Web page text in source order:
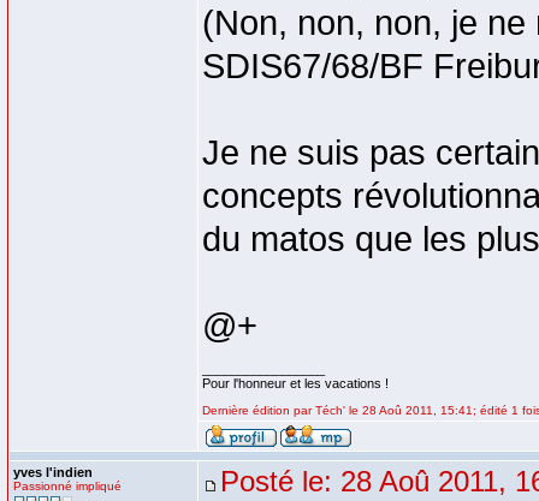
(Non, non, non, je
SDIS67/68/BF
Je ne suis pas
concepts
du matos que les
@+
Pour l'honneur et les vacations !
Dernière édition par Téch' le 28 Aoû 2011, 15:41; édité 1
yves l'indien
Passionné impliqué Posté le: 28 Aoû 2011,